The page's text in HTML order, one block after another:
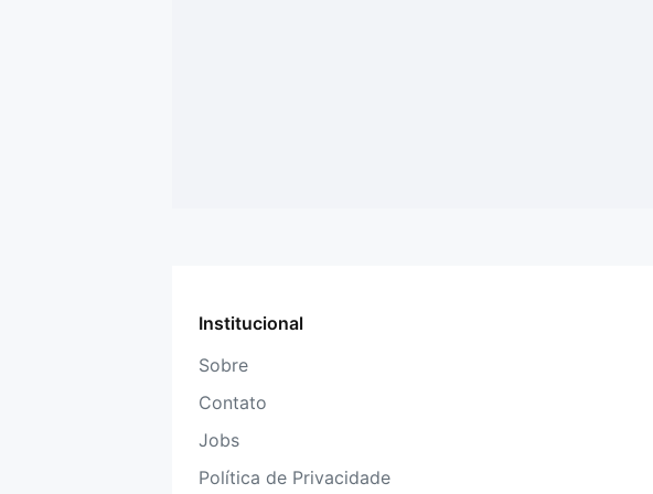
Institucional
Sobre
Contato
Jobs
Política de Privacidade